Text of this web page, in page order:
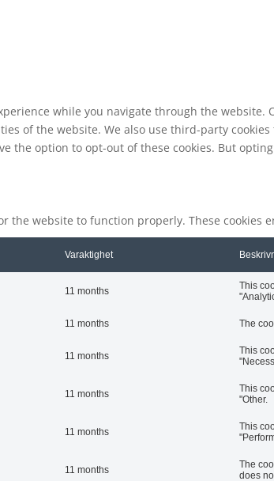
while you navigate through the
of the website. We also use third-party
the option to opt-out of these cookies. But
the website to function properly. These
Varaktighet
11 months
This
11 months The
11 months
This
11 months
This
"Other.
11 months
This
11 months
The
does